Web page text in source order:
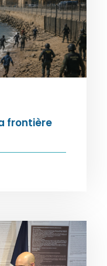
frontière